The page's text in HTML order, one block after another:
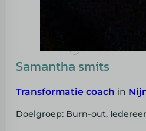
Samantha smits
Transformatie coach in
Doelgroep: Burn-out,